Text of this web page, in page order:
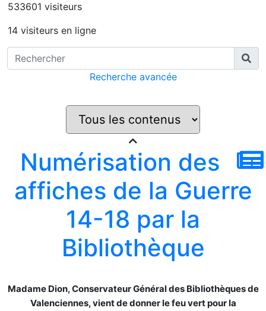
533601 visiteurs
14 visiteurs en ligne
Recherche avancée
Numérisation des
affiches de la Guerre
14-18 par la
Bibliothèque
Madame Dion, Conservateur Général des Bibliothèques de
Valenciennes, vient de donner le feu vert pour la